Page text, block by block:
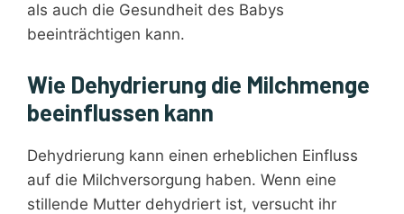
als auch die Gesundheit des Babys
beeinträchtigen kann.
Wie Dehydrierung die Milchmenge
beeinflussen kann
Dehydrierung kann einen erheblichen Einfluss
auf die Milchversorgung haben. Wenn eine
stillende Mutter dehydriert ist, versucht ihr